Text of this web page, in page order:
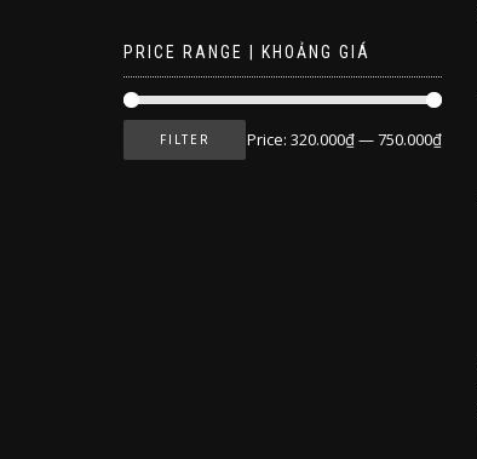
PRICE RANGE | KHOẢNG GIÁ
FILTER Price: 320.000₫—750.000₫